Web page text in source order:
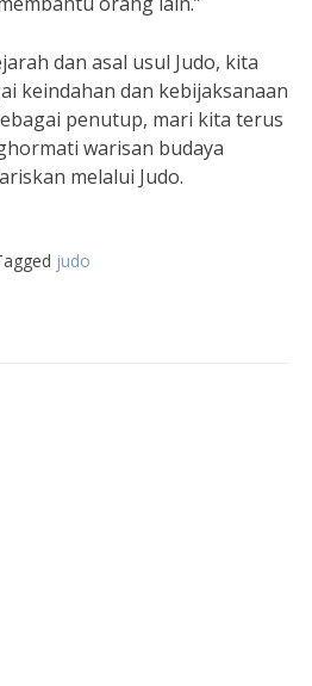
dan asal usul Judo, kita
keindahan dan kebijaksanaan
penutup, mari kita terus
warisan budaya
melalui Judo.
judo